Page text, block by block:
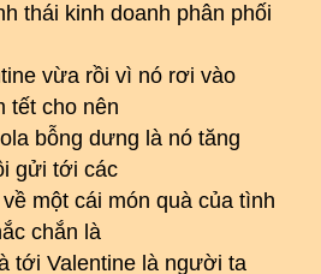
thái kinh doanh phân phối
vừa rồi vì nó rơi vào
tết cho nên
bỗng dưng là nó tăng
gửi tới các
một cái món quà của tình
chắn là
tới Valentine là người ta